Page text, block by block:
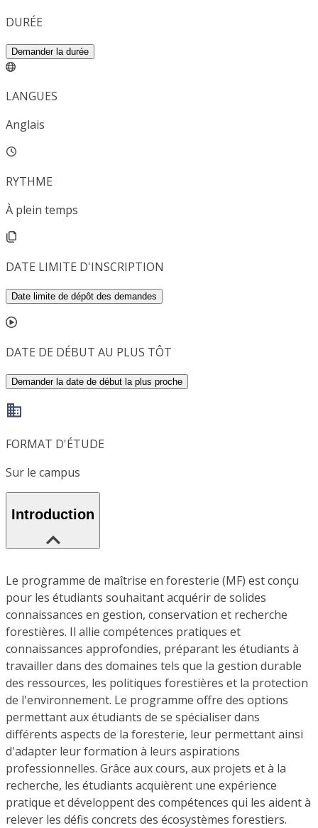
DURÉE
Demander la durée
LANGUES
Anglais
RYTHME
À plein temps
DATE LIMITE D'INSCRIPTION
Date limite de dépôt des demandes
DATE DE DÉBUT AU PLUS TÔT
Demander la date de début la plus proche
FORMAT D'ÉTUDE
Sur le campus
Introduction
Le programme de maîtrise en foresterie (MF) est conçu
pour les étudiants souhaitant acquérir de solides
connaissances en gestion, conservation et recherche
forestières. Il allie compétences pratiques et
connaissances approfondies, préparant les étudiants à
travailler dans des domaines tels que la gestion durable
des ressources, les politiques forestières et la protection
de l'environnement. Le programme offre des options
permettant aux étudiants de se spécialiser dans
différents aspects de la foresterie, leur permettant ainsi
d'adapter leur formation à leurs aspirations
professionnelles. Grâce aux cours, aux projets et à la
recherche, les étudiants acquièrent une expérience
pratique et développent des compétences qui les aident à
relever les défis concrets des écosystèmes forestiers.